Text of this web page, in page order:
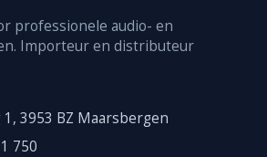
professionele audio- en
Importeur en distributeur
3953 BZ Maarsbergen
750